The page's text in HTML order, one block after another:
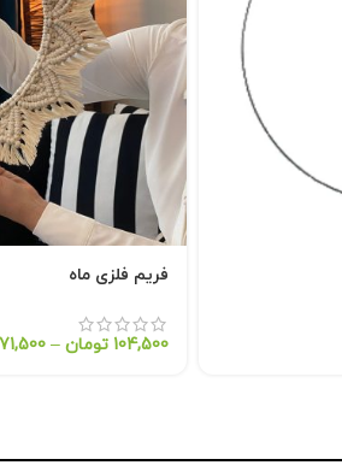
فریم فلزی ماه
104,500 تومان –
71,500